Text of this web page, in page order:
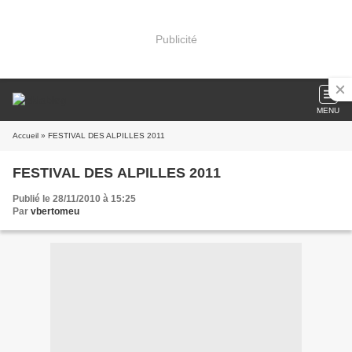
Publicité
MENU
Accueil » FESTIVAL DES ALPILLES 2011
FESTIVAL DES ALPILLES 2011
Publié le 28/11/2010 à 15:25
Par vbertomeu